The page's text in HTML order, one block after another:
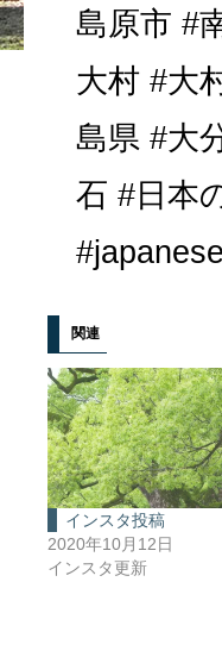
島原市 #
大村 #大
島県 #大
石 #日本
関連
インスタ投稿
2020年10月12日
インスタ更新